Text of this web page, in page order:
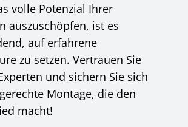
volle Potenzial Ihrer
auszuschöpfen, ist es
auf erfahrene
zu setzen. Vertrauen Sie
und sichern Sie sich
Montage, die den
macht!